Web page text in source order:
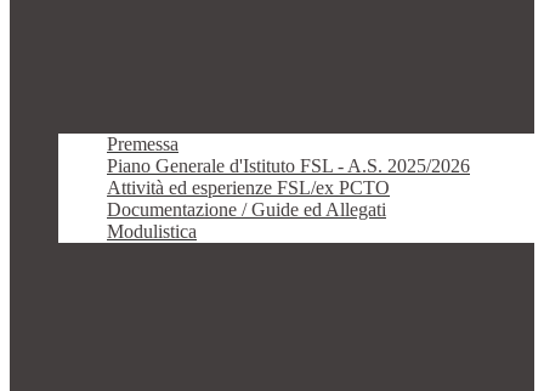
Premessa
Piano Generale d'Istituto FSL - A.S. 2025/2026
Attività ed esperienze FSL/ex PCTO
Documentazione / Guide ed Allegati
Modulistica